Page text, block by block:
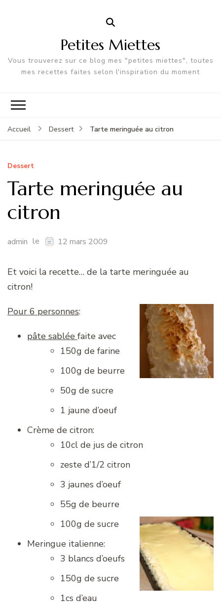
Petites Miettes
Vous trouverez sur ce blog mes "petites miettes", toutes
mes recettes faites selon l'inspiration du moment
Accueil Dessert Tarte meringuée au citron
Dessert
Tarte meringuée au
citron
admin le 12 mars 2009
Et voici la recette… de la tarte meringuée au
citron!
Pour 6 personnes:
pâte sablée faite avec
150g de farine
100g de beurre
50g de sucre
1 jaune d’oeuf
Crème de citron:
10cl de jus de citron
zeste d’1/2 citron
3 jaunes d’oeuf
55g de beurre
100g de sucre
Meringue italienne:
3 blancs d’oeufs
150g de sucre
1cs d’eau